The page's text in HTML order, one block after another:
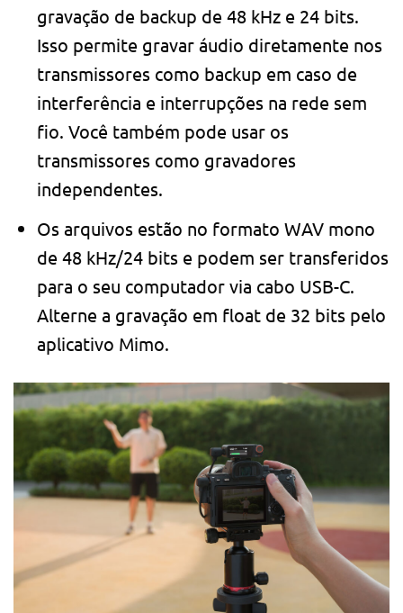
gravação de backup de 48 kHz e 24 bits.
Isso permite gravar áudio diretamente nos
transmissores como backup em caso de
interferência e interrupções na rede sem
fio. Você também pode usar os
transmissores como gravadores
independentes.
Os arquivos estão no formato WAV mono
de 48 kHz/24 bits e podem ser transferidos
para o seu computador via cabo USB-C.
Alterne a gravação em float de 32 bits pelo
aplicativo Mimo.